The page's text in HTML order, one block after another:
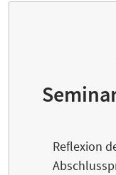
Reflexion